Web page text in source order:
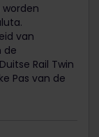
van
de
Rail Twin
Pas van de